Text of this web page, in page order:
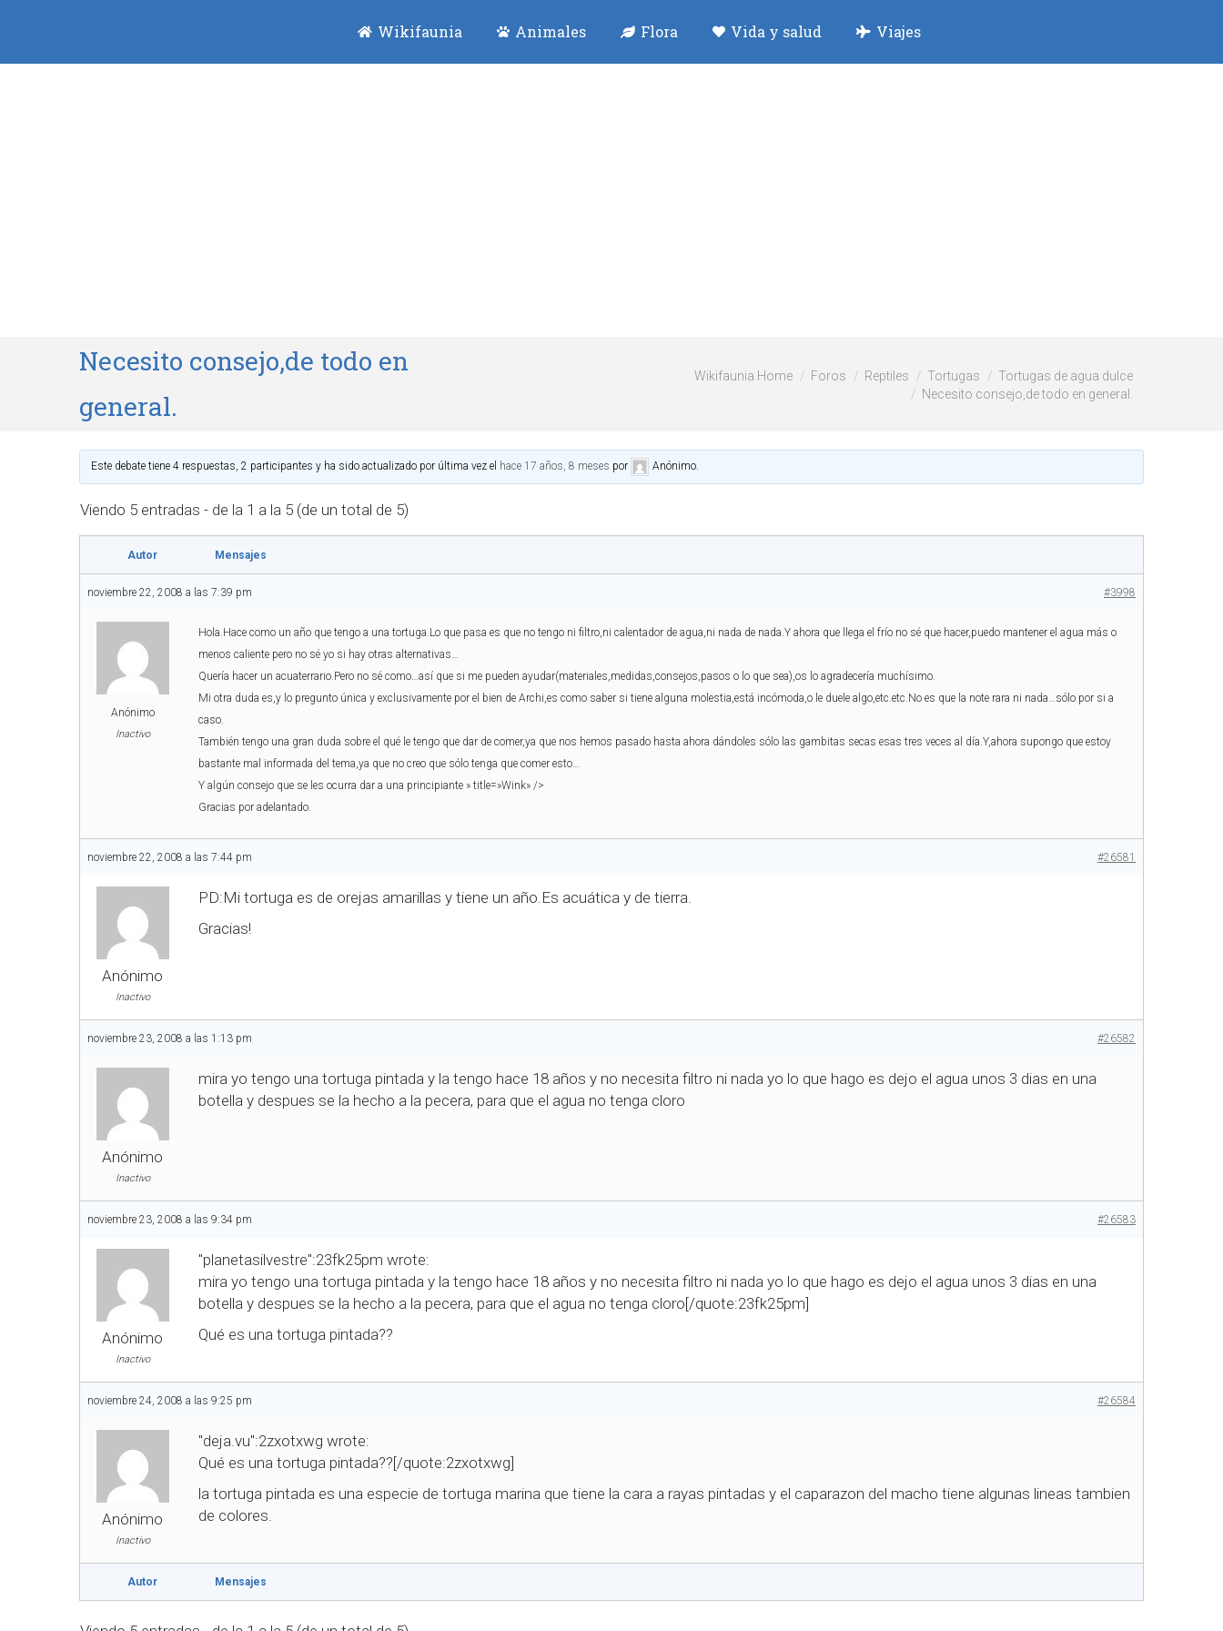
Wikifaunia Animales Flora Vida y salud Viajes
Necesito consejo,de todo en
general.
Wikifaunia Home Foros Reptiles Tortugas
Tortugas de agua dulce
Necesito consejo,de todo en general.
Este debate tiene 4 respuestas, 2 participantes y ha sido actualizado por última vez el hace 17 años, 8 meses por Anónimo.
Viendo 5 entradas - de la 1 a la 5 (de un total de 5)
Autor Mensajes
noviembre 22, 2008 a las 7:39 pm #3998
Anónimo
Inactivo
Hola.Hace como un año que tengo a una tortuga.Lo que pasa es que no tengo ni filtro,ni calentador de agua,ni nada de nada.Y ahora que llega el frío no sé que hacer,puedo mantener el agua más o
menos caliente pero no sé yo si hay otras alternativas…
Quería hacer un acuaterrario.Pero no sé como…así que si me pueden ayudar(materiales,medidas,consejos,pasos o lo que sea),os lo agradecería muchísimo.
Mi otra duda es,y lo pregunto única y exclusivamente por el bien de Archi,es como saber si tiene alguna molestia,está incómoda,o le duele algo,etc.etc.No es que la note rara ni nada…sólo por si a
caso.
También tengo una gran duda sobre el qué le tengo que dar de comer,ya que nos hemos pasado hasta ahora dándoles sólo las gambitas secas esas tres veces al día.Y,ahora supongo que estoy
bastante mal informada del tema,ya que no creo que sólo tenga que comer esto…
Y algún consejo que se les ocurra dar a una principiante » title=»Wink» />
Gracias por adelantado.
noviembre 22, 2008 a las 7:44 pm #26581
Anónimo
Inactivo
PD:Mi tortuga es de orejas amarillas y tiene un año.Es acuática y de tierra.
Gracias!
noviembre 23, 2008 a las 1:13 pm #26582
Anónimo
Inactivo
mira yo tengo una tortuga pintada y la tengo hace 18 años y no necesita filtro ni nada yo lo que hago es dejo el agua unos 3 dias en una
botella y despues se la hecho a la pecera, para que el agua no tenga cloro
noviembre 23, 2008 a las 9:34 pm #26583
Anónimo
Inactivo
"planetasilvestre":23fk25pm wrote:
mira yo tengo una tortuga pintada y la tengo hace 18 años y no necesita filtro ni nada yo lo que hago es dejo el agua unos 3 dias en una
botella y despues se la hecho a la pecera, para que el agua no tenga cloro[/quote:23fk25pm]
Qué es una tortuga pintada??
noviembre 24, 2008 a las 9:25 pm #26584
Anónimo
Inactivo
"deja.vu":2zxotxwg wrote:
Qué es una tortuga pintada??[/quote:2zxotxwg]
la tortuga pintada es una especie de tortuga marina que tiene la cara a rayas pintadas y el caparazon del macho tiene algunas lineas tambien
de colores.
Autor Mensajes